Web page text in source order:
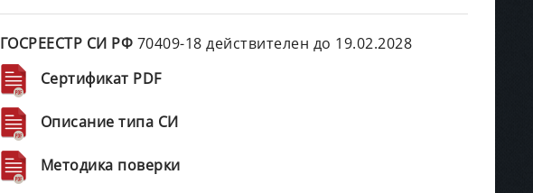
ГОСРЕЕСТР СИ РФ 70409-18 действителен до 19.02.2028
Сертификат PDF
Описание типа СИ
Методика поверки